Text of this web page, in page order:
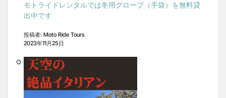
モトライドレンタルでは冬用グローブ（手袋）を無料貸
出中です
投稿者: Moto Ride Tours
2023年11月25日